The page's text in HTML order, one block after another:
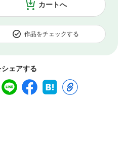
カートへ
作品をチェックする
ェアする